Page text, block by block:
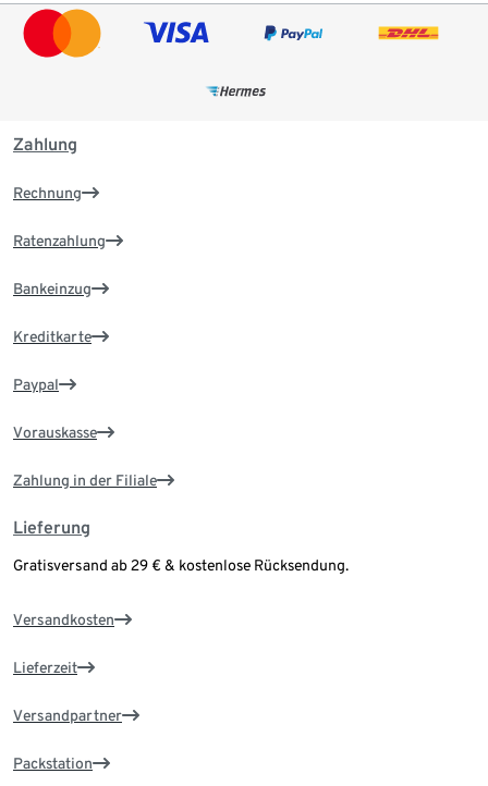
Zahlung
Rechnung
Ratenzahlung
Bankeinzug
Kreditkarte
Paypal
Vorauskasse
Zahlung in der Filiale
Lieferung
Gratisversand ab 29 € & kostenlose Rücksendung.
Versandkosten
Lieferzeit
Versandpartner
Packstation